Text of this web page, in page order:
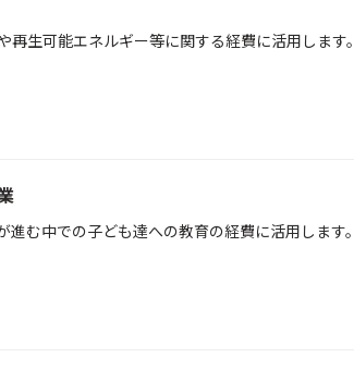
生可能エネルギー等に関する経費に活用します。
む中での子ども達への教育の経費に活用します。